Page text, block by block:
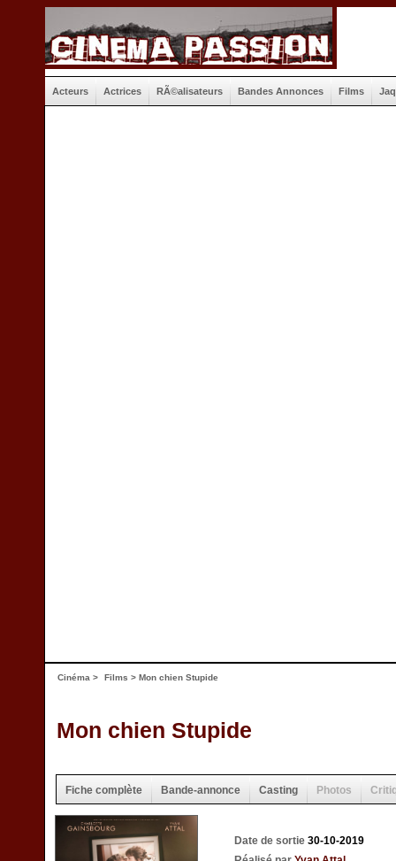
Acteurs Actrices RÃ©alisateurs Bandes Annonces Films
Cinéma > Films > Mon chien Stupide
Mon chien Stupide
Fiche complète Bande-annonce Casting Photos
Date de sortie 30-10-2019